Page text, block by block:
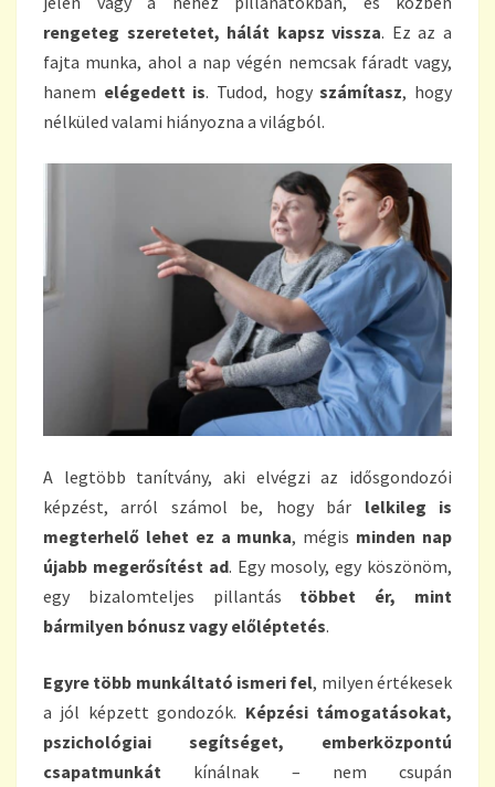
rengeteg szeretetet, hálát kapsz vissza. Ez az a
fajta munka, ahol a nap végén nemcsak fáradt vagy,
hanem elégedett is. Tudod, hogyszámítasz, hogy
nélküled valami hiányozna a világból.
A legtöbb tanítvány, aki elvégzi az idősgondozói
képzést, arról számol be, hogy bár lelkileg is
megterhelő lehet ez a munka, mégis minden nap
újabb megerősítést ad. Egy mosoly, egy köszönöm,
egy bizalomteljes pillantás többet ér, mint
bármilyen bónusz vagy előléptetés.
Egyre több munkáltató ismeri fel, milyen értékesek
a jól képzett gondozók. Képzési támogatásokat,
pszichológiai segítséget, emberközpontú
csapatmunkát kínálnak – nem csupán